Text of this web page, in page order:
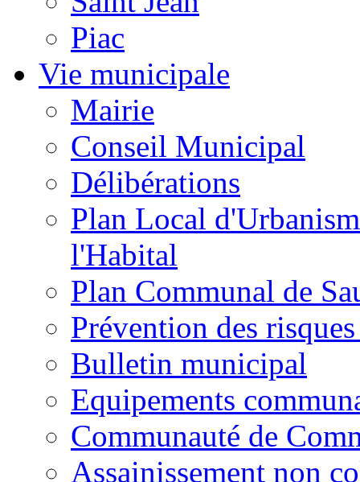
Piac
Vie municipale
Mairie
Conseil Municipal
Délibérations
Plan Local
l'Habital
Plan Communal de
Prévention des
Bulletin municipal
Equipements
Communauté de
Assainissement non